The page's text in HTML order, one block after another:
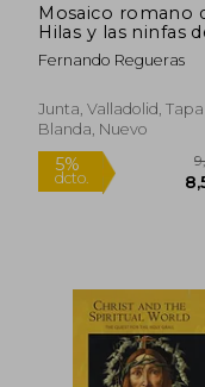
5%
dcto.
Mosaico romano
Hilas y las ninfas
Museo de León
Fernando Regueras
Junta, Valladolid, Tapa
Blanda, Nuevo